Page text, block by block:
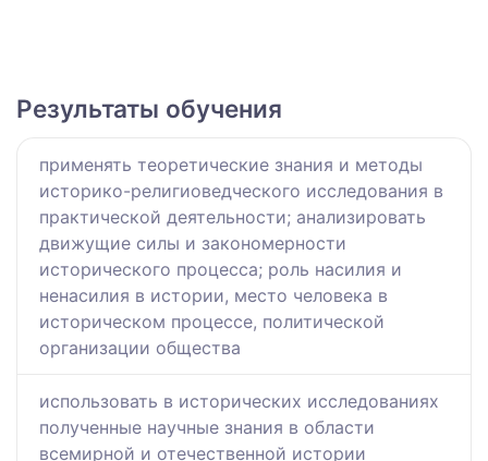
Результаты обучения
применять теоретические знания и методы
историко-религиоведческого исследования в
практической деятельности; анализировать
движущие силы и закономерности
исторического процесса; роль насилия и
ненасилия в истории, место человека в
историческом процессе, политической
организации общества
использовать в исторических исследованиях
полученные научные знания в области
всемирной и отечественной истории